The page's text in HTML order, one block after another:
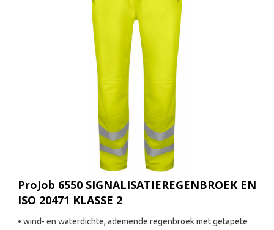
ProJob 6550 SIGNALISATIEREGENBROEK EN
ISO 20471 KLASSE 2
• wind- en waterdichte, ademende regenbroek met getapete